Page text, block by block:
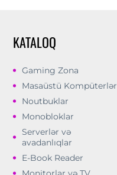
KATALOQ
Gaming Zona
Masaüstü Kompüterlər
Noutbuklar
Monobloklar
Serverlər və
avadanlıqlar
E-Book Reader